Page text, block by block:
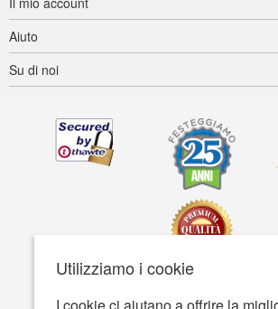
Utilizziamo i cookie
Aiuto
Su di noi